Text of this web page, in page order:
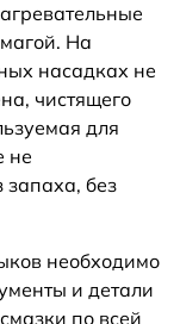
На
насадках не
чистящего
для
не
без
необходимо
и детали
по всей